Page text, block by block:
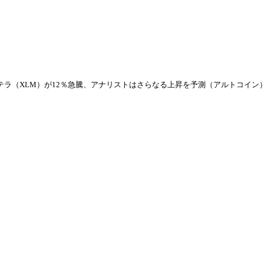
ラ（XLM）が12％急騰、アナリストはさらなる上昇を予測（アルトコイン